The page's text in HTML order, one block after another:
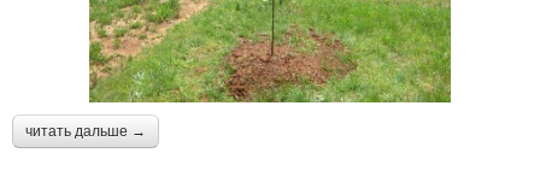
читать дальше →